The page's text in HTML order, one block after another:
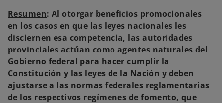
Resumen: Al otorgar beneficios promocionales
en los casos en que las leyes nacionales les
disciernen esa competencia, las autoridades
provinciales actúan como agentes naturales del
Gobierno federal para hacer cumplir la
Constitución y las leyes de la Nación y deben
ajustarse a las normas federales reglamentarias
de los respectivos regímenes de fomento, que